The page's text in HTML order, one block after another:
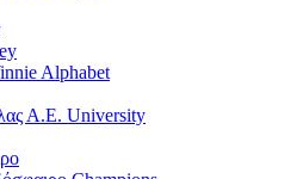
Alphabet
Α.Ε. University